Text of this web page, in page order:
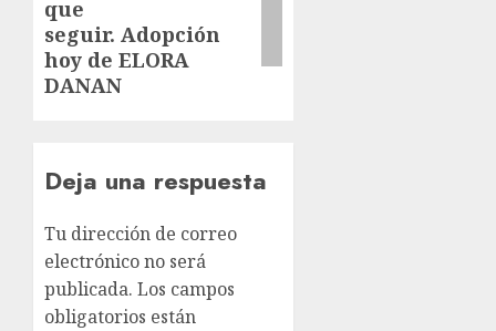
que
seguir. Adopción
hoy de ELORA
DANAN
Deja una respuesta
Tu dirección de correo
electrónico no será
publicada. Los campos
obligatorios están